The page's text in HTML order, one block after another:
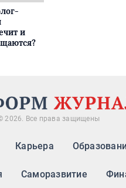
и
2026. Все права защищены
Карьера
Саморазвитие